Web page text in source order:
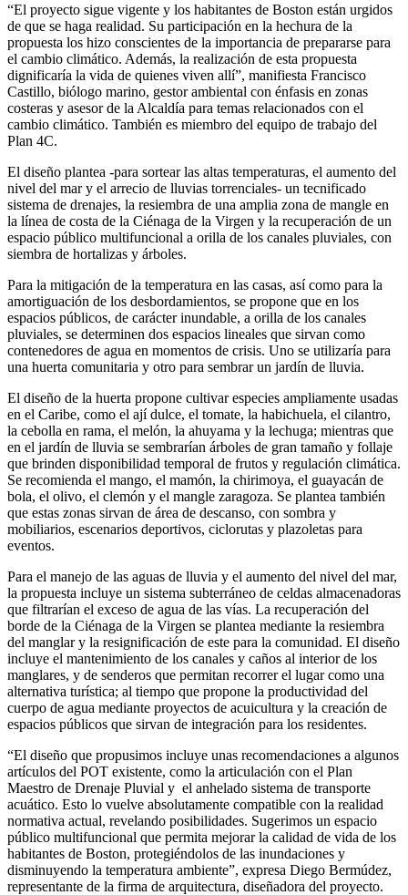
“El proyecto sigue vigente y los habitantes de Boston están urgidos
de que se haga realidad. Su participación en la hechura de la
propuesta los hizo conscientes de la importancia de prepararse para
el cambio climático. Además, la realización de esta propuesta
dignificaría la vida de quienes viven allí”, manifiesta Francisco
Castillo, biólogo marino, gestor ambiental con énfasis en zonas
costeras y asesor de la Alcaldía para temas relacionados con el
cambio climático. También es miembro del equipo de trabajo del
Plan 4C.
El diseño plantea -para sortear las altas temperaturas, el aumento del
nivel del mar y el arrecio de lluvias torrenciales- un tecnificado
sistema de drenajes, la resiembra de una amplia zona de mangle en
la línea de costa de la Ciénaga de la Virgen y la recuperación de un
espacio público multifuncional a orilla de los canales pluviales, con
siembra de hortalizas y árboles.
Para la mitigación de la temperatura en las casas, así como para la
amortiguación de los desbordamientos, se propone que en los
espacios públicos, de carácter inundable, a orilla de los canales
pluviales, se determinen dos espacios lineales que sirvan como
contenedores de agua en momentos de crisis. Uno se utilizaría para
una huerta comunitaria y otro para sembrar un jardín de lluvia.
El diseño de la huerta propone cultivar especies ampliamente usadas
en el Caribe, como el ají dulce, el tomate, la habichuela, el cilantro,
la cebolla en rama, el melón, la ahuyama y la lechuga; mientras que
en el jardín de lluvia se sembrarían árboles de gran tamaño y follaje
que brinden disponibilidad temporal de frutos y regulación climática.
Se recomienda el mango, el mamón, la chirimoya, el guayacán de
bola, el olivo, el clemón y el mangle zaragoza. Se plantea también
que estas zonas sirvan de área de descanso, con sombra y
mobiliarios, escenarios deportivos, ciclorutas y plazoletas para
eventos.
Para el manejo de las aguas de lluvia y el aumento del nivel del mar,
la propuesta incluye un sistema subterráneo de celdas almacenadoras
que filtrarían el exceso de agua de las vías. La recuperación del
borde de la Ciénaga de la Virgen se plantea mediante la resiembra
del manglar y la resignificación de este para la comunidad. El diseño
incluye el mantenimiento de los canales y caños al interior de los
manglares, y de senderos que permitan recorrer el lugar como una
alternativa turística; al tiempo que propone la productividad del
cuerpo de agua mediante proyectos de acuicultura y la creación de
espacios públicos que sirvan de integración para los residentes.
“El diseño que propusimos incluye unas recomendaciones a algunos
artículos del POT existente, como la articulación con el Plan
Maestro de Drenaje Pluvial y el anhelado sistema de transporte
acuático. Esto lo vuelve absolutamente compatible con la realidad
normativa actual, revelando posibilidades. Sugerimos un espacio
público multifuncional que permita mejorar la calidad de vida de los
habitantes de Boston, protegiéndolos de las inundaciones y
disminuyendo la temperatura ambiente”, expresa Diego Bermúdez,
representante de la firma de arquitectura, diseñadora del proyecto.